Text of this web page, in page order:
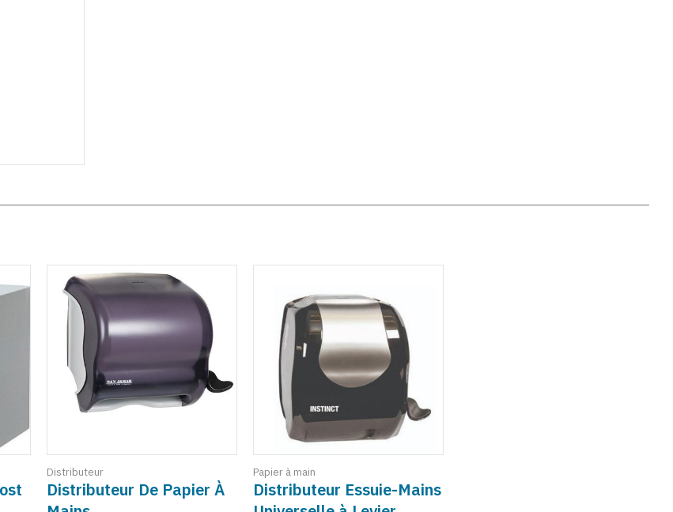
Distributeur
Distributeur De Papier À
Papier à main
Distributeur Essuie-Mains